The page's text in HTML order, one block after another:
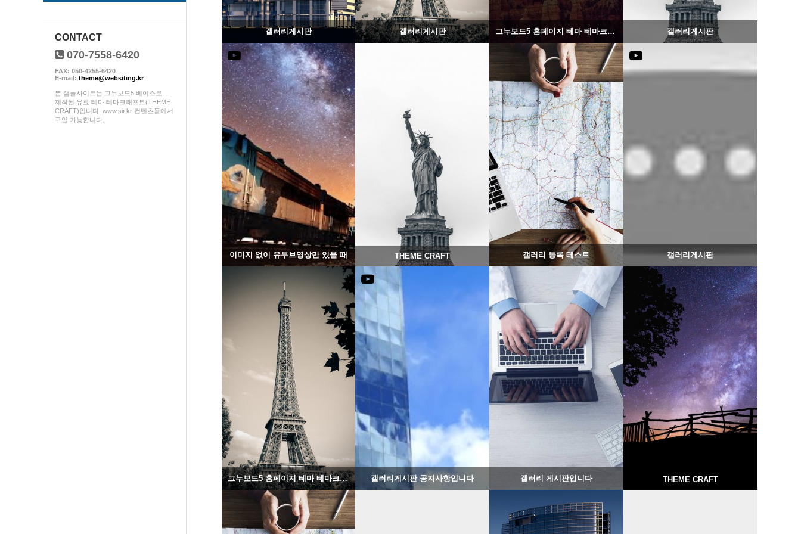
1360
02-07
웹사이팅
갤러리게시판
1453
02-06
웹사이팅
갤러리게시판
1386
02-07
웹사이팅
그누보드5 홈페이지 테마 테마크래프트
1389
02-06
갤러리게시판
1259
웹사이팅
이미지 없이 유투브영상만 있을 때 THEME CRAFT
1265
02-07
웹사이팅
갤러리 등록 테스트
1320
02-07
웹사이팅
갤러리게시판
그누보드5 홈페이지 테마 테마크래프트 갤러리게시판 공지사항입니다 갤러리 게시판입니다 THEME CRAFT
CONTACT
070-7558-6420
FAX: 050-4255-6420
E-mail: theme@websiting.kr
본 샘플사이트는 그누보드5 베이스로
제작된 유료 테마 테마크래프트(THEME
CRAFT)입니다. www.sir.kr 컨텐츠몰에서
구입 가능합니다.